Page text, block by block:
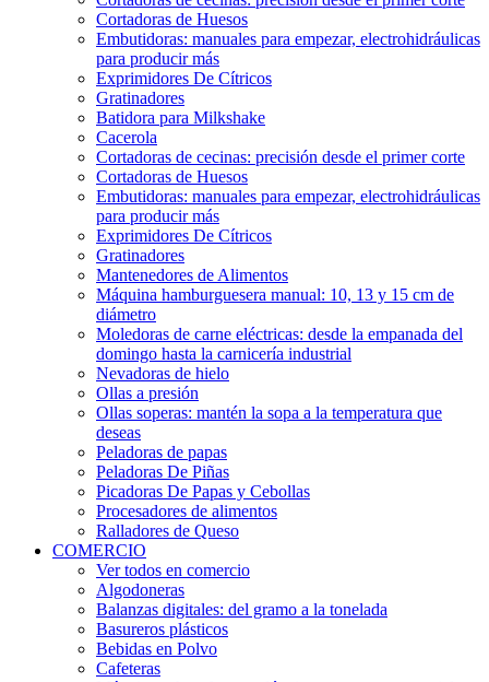
Cortadoras de Huesos
Embutidoras: manuales para empezar, electrohidráulicas
para producir más
Exprimidores De Cítricos
Gratinadores
Batidora para Milkshake
Cacerola
Cortadoras de cecinas: precisión desde el primer corte
Cortadoras de Huesos
Embutidoras: manuales para empezar, electrohidráulicas
para producir más
Exprimidores De Cítricos
Gratinadores
Mantenedores de Alimentos
Máquina hamburguesera manual: 10, 13 y 15 cm de
diámetro
Moledoras de carne eléctricas: desde la empanada del
domingo hasta la carnicería industrial
Nevadoras de hielo
Ollas a presión
Ollas soperas: mantén la sopa a la temperatura que
deseas
Peladoras de papas
Peladoras De Piñas
Picadoras De Papas y Cebollas
Procesadores de alimentos
Ralladores de Queso
COMERCIO
Ver todos en comercio
Algodoneras
Balanzas digitales: del gramo a la tonelada
Basureros plásticos
Bebidas en Polvo
Cafeteras